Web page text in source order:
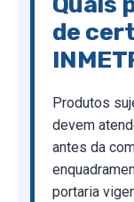
de
Produtos
devem
antes da
portaria